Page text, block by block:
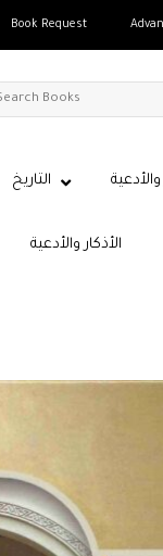
Book Request
والأدعية التاريخ
الأذكار والأدعية